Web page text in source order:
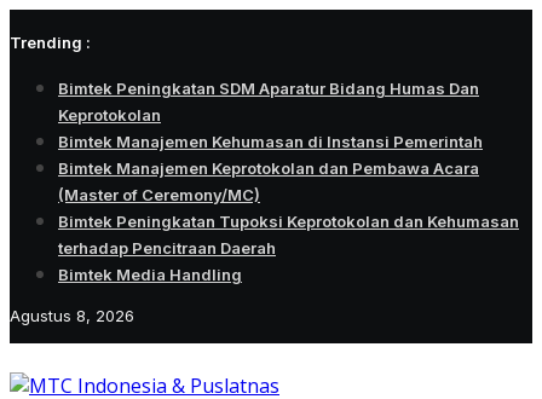
to
Trending :
Bimtek Peningkatan SDM Aparatur Bidang Humas Dan
Keprotokolan
Bimtek Manajemen Kehumasan di Instansi Pemerintah
Bimtek Manajemen Keprotokolan dan Pembawa Acara
(Master of Ceremony/MC)
Bimtek Peningkatan Tupoksi Keprotokolan dan Kehumasan
terhadap Pencitraan Daerah
Bimtek Media Handling
Agustus 8, 2026